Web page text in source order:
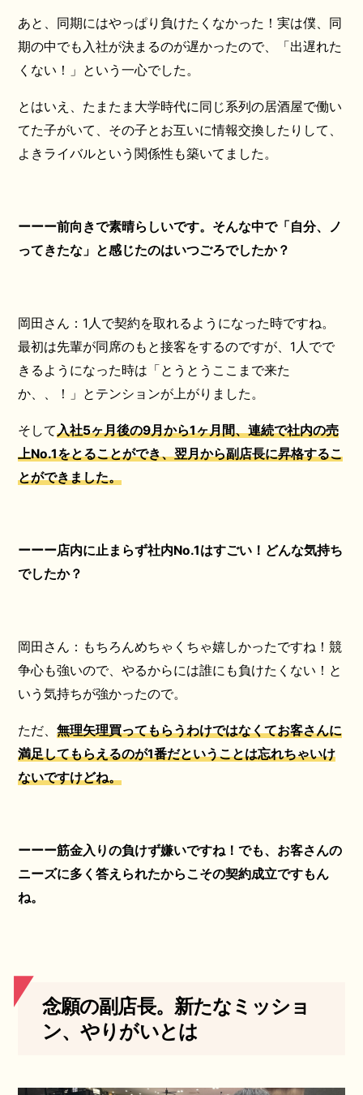
あと、同期にはやっぱり負けたくなかった！実は僕、同
期の中でも入社が決まるのが遅かったので、「出遅れた
くない！」という一心でした。
とはいえ、たまたま大学時代に同じ系列の居酒屋で働い
てた子がいて、その子とお互いに情報交換したりして、
よきライバルという関係性も築いてました。
ーーー前向きで素晴らしいです。そんな中で「自分、ノ
ってきたな」と感じたのはいつごろでしたか？
岡田さん：1人で契約を取れるようになった時ですね。
最初は先輩が同席のもと接客をするのですが、1人でで
きるようになった時は「とうとうここまで来た
か、、！」とテンションが上がりました。
そして入社5ヶ月後の9月から1ヶ月間、連続で社内の売
上No.1をとることができ、翌月から副店長に昇格するこ
とができました。
ーーー店内に止まらず社内No.1はすごい！どんな気持ち
でしたか？
岡田さん：もちろんめちゃくちゃ嬉しかったですね！競
争心も強いので、やるからには誰にも負けたくない！と
いう気持ちが強かったので。
ただ、 無理矢理買ってもらうわけではなくてお客さんに
満足してもらえるのが1番だということは忘れちゃいけ
ないですけどね。
ーーー筋金入りの負けず嫌いですね！でも、お客さんの
ニーズに多く答えられたからこその契約成立ですもん
ね。
念願の副店長。新たなミッショ
ン、やりがいとは